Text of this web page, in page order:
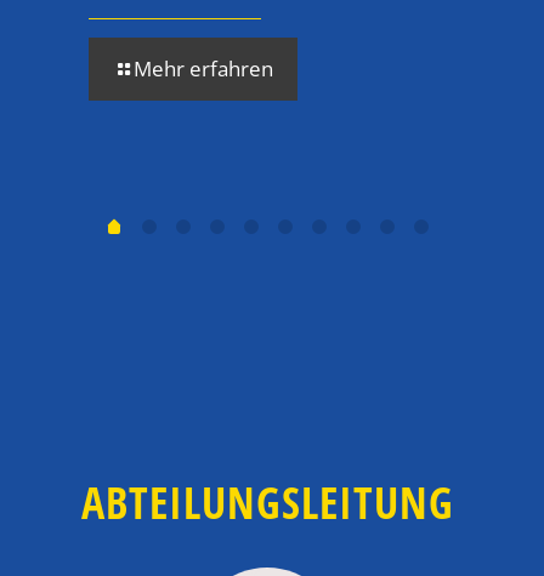
Mehr erfahren
ABTEILUNGSLEITUNG